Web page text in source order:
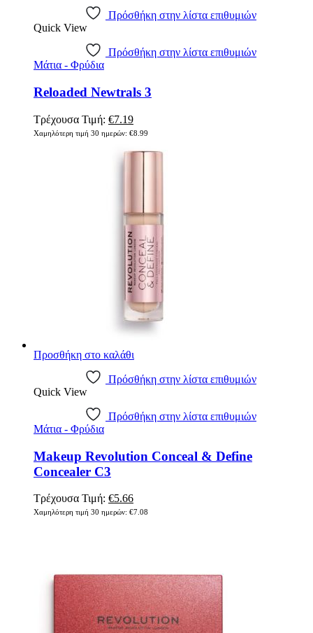
Πρόσθήκη στην λίστα επιθυμιών
Quick View
Πρόσθήκη στην λίστα επιθυμιών
Μάτια - Φρύδια
Reloaded Newtrals 3
Τρέχουσα Τιμή: Original
price
€8.99.
€7.19Η
τρέχουσα
είναι:
Χαμηλότερη τιμή 30 ημερών: €8.99
Προσθήκη στο καλάθι
Πρόσθήκη στην λίστα επιθυμιών
Quick View
Πρόσθήκη στην λίστα επιθυμιών
Μάτια - Φρύδια
Makeup Revolution Conceal & Define
Concealer C3
Τρέχουσα Τιμή: Original
price
€5.66Η
τρέχουσα
Χαμηλότερη τιμή 30 ημερών: €7.08